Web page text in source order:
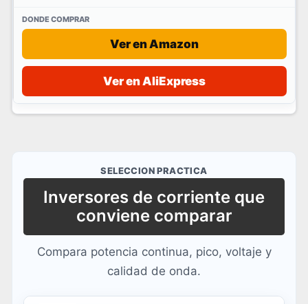
Ver en Amazon
Ver en AliExpress
SELECCION PRACTICA
Inversores de corriente que
conviene comparar
Compara potencia continua, pico, voltaje y
calidad de onda.